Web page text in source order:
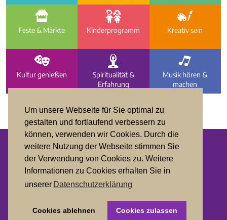
Um unsere Webseite für Sie optimal zu
gestalten und fortlaufend verbessern zu
können, verwenden wir Cookies. Durch die
weitere Nutzung der Webseite stimmen Sie
der Verwendung von Cookies zu. Weitere
Informationen zu Cookies erhalten Sie in
unserer Datenschutzerklärung
Cookies ablehnen Cookies zulassen
f
Feste & Märkte
g
Kinder­programm
h
Kreativ sein
d
Kultur genießen
c
Spiritualität &
Erfahrung
b
Musik hören &
machen
Datenschutz